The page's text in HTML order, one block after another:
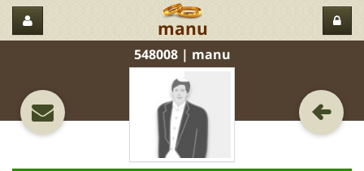
manu
manu‏ | 548008